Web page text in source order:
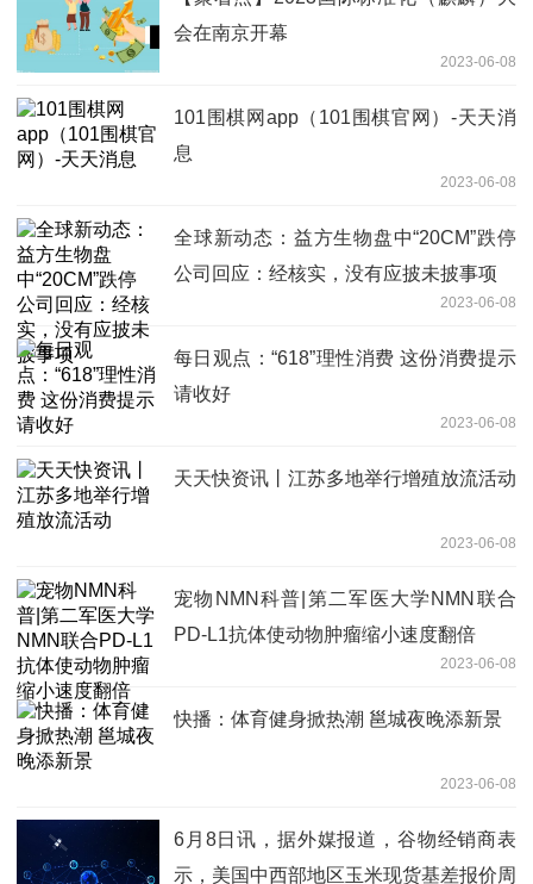
会在南京开幕
2023-06-08
101围棋网app（101围棋官网）-天天消
息
2023-06-08
全球新动态：益方生物盘中“20CM”跌停
公司回应：经核实，没有应披未披事项
2023-06-08
每日观点：“618”理性消费 这份消费提示
请收好
2023-06-08
天天快资讯丨江苏多地举行增殖放流活动
2023-06-08
宠物NMN科普|第二军医大学NMN联合
PD-L1抗体使动物肿瘤缩小速度翻倍
2023-06-08
快播：体育健身掀热潮 邕城夜晚添新景
2023-06-08
6月8日讯，据外媒报道，谷物经销商表
示，美国中西部地区玉米现货基差报价周